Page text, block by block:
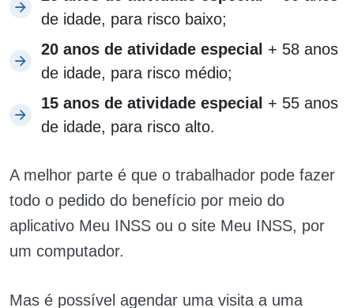
de idade, para risco baixo;
20 anos de atividade especial + 58 anos
de idade, para risco médio;
15 anos de atividade especial + 55 anos
de idade, para risco alto.
A melhor parte é que o trabalhador pode fazer
todo o pedido do benefício por meio do
aplicativo Meu INSS ou o site Meu INSS, por
um computador.
Mas é possível agendar uma visita a uma